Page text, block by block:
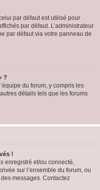
par défaut est utilisé pour
par défaut. L’administrateur
par défaut via votre panneau de
?
du forum, y compris les
détails tels que les forums
!
enregistré et/ou connecté,
sur l’ensemble du forum, ou
messages. Contactez